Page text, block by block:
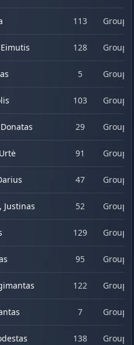
113 Group
Eimutis 128 Group
5 Group
103 Group
29 Group
91 Group
47 Group
Justinas 52 Group
129 Group
95 Group
122 Group
7 Group
138 Group